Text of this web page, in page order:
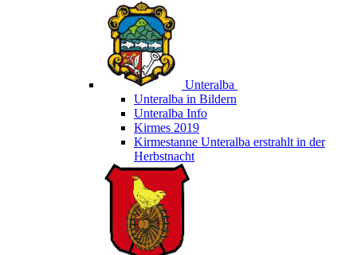
Unteralba
Unteralba in Bildern
Unteralba Info
Kirmes 2019
Kirmestanne Unteralba erstrahlt in der
Herbstnacht